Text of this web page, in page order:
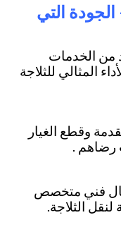
التي
من الخدمات
المثالي للثلاجة
وقطع الغيار
رضاهم .
فني متخصص
الثلاجة.